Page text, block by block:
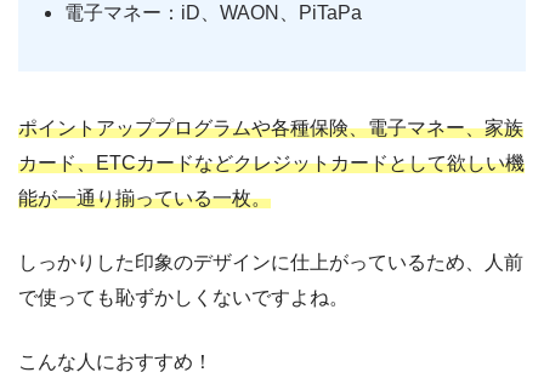
電子マネー：iD、WAON、PiTaPa
ポイントアッププログラムや各種保険、電子マネー、家族
カード、ETCカードなどクレジットカードとして欲しい機
能が一通り揃っている一枚。
しっかりした印象のデザインに仕上がっているため、人前
で使っても恥ずかしくないですよね。
こんな人におすすめ！